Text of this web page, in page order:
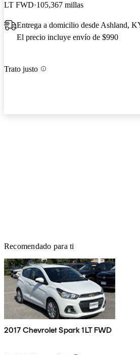
LT FWD 105,367 millas
Entrega a domicilio desde Ashland,
El precio incluye envío de $990
Trato justo
Recomendado para ti
2017 Chevrolet Spark 1LT FWD